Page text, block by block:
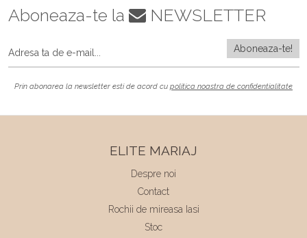
Aboneaza-te la NEWSLETTER
Prin abonarea la newsletter esti de acord cu politica noastra de confidentialitate
ELITE MARIAJ
Despre noi
Contact
Rochii de mireasa Iasi
Stoc